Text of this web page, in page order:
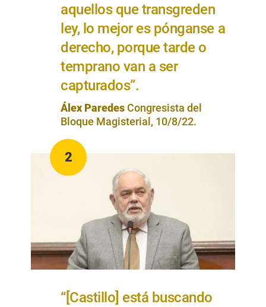
aquellos que transgreden
ley, lo mejor es pónganse a
derecho, porque tarde o
temprano van a ser
capturados”.
Álex ParedesCongresista del
Bloque Magisterial, 10/8/22.
2
“[Castillo] está buscando